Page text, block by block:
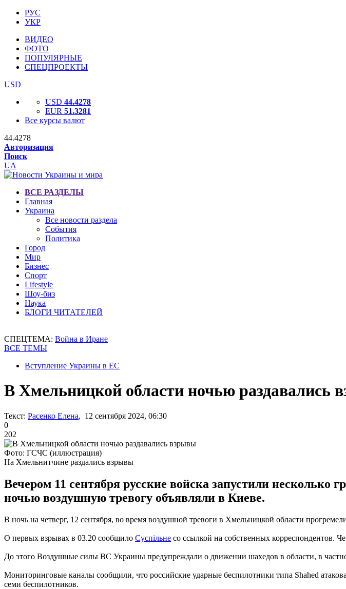
РУС
УКР
ВИДЕО
ФОТО
ПОПУЛЯРНЫЕ
СПЕЦПРОЕКТЫ
USD
USD 44.4278
EUR 51.3281
Все курсы валют
44.4278
Авторизация
Поиск
UA
ВСЕ РАЗДЕЛЫ
Главная
Украина
Все новости раздела
События
Политика
Город
Мир
Бизнес
Спорт
Lifestyle
Шоу-биз
Наука
БЛОГИ ЧИТАТЕЛЕЙ
СПЕЦТЕМА: Война в Иране
ВСЕ ТЕМЫ
Вступление Украины в ЕС
В Хмельницкой области ночью раздавались
Текст: Расенко Елена, 12 сентября 2024, 06:30
0
202
Фото: ГСЧС (иллюстрация)
На Хмельнитчине раздались взрывы
Вечером 11 сентября русские войска запустили
ночью воздушную тревогу объявляли в Киеве.
В ночь на четверг, 12 сентября, во время воздушной тревоги в Хмельницкой области
О первых взрывах в 03.20 сообщило Суспільне со ссылкой на собственных корреспондентов.
До этого Воздушные силы ВС Украины предупреждали о движении шахедов в области, в
Мониторинговые каналы сообщили, что российские ударные беспилотники типа Shahed
семи беспилотников.